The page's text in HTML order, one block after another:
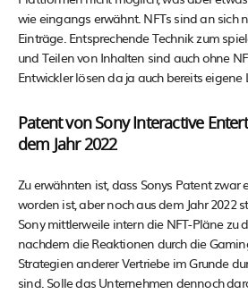
wie eingangs erwähnt. NFTs sind an sich
Einträge. Entsprechende Technik zum
und Teilen von Inhalten sind auch ohne
Entwickler lösen da ja auch bereits eigene
Patent von Sony Interactive
dem Jahr 2022
Zu erwähnten ist, dass Sonys Patent zwar
worden ist, aber noch aus dem Jahr 2022
Sony mittlerweile intern die NFT-Pläne zu
nachdem die Reaktionen durch die
Strategien anderer Vertriebe im Grunde
sind. Solle das Unternehmen dennoch